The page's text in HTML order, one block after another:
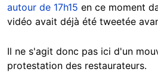
autour de 17h15 en ce moment
vidéo avait déjà été tweetée
Il ne s'agit donc pas ici d'un
protestation des restaurateurs.